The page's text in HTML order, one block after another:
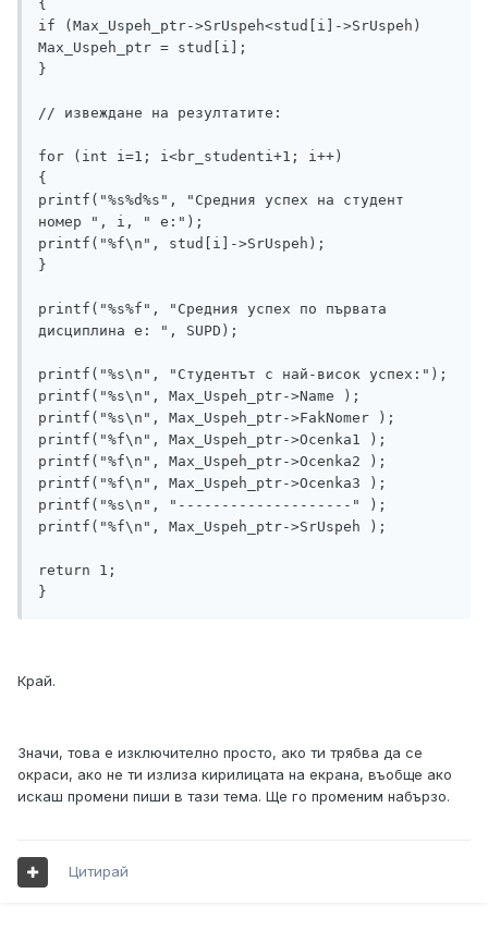
{
if (Max_Uspeh_ptr->SrUspeh<stud[i]->SrUspeh)
Max_Uspeh_ptr = stud[i];
}
// извеждане на резултатите:
for (int i=1; i<br_studenti+1; i++)
{
printf("%s%d%s", "Средния успех на студент
номер ", i, " e:");
printf("%f\n", stud[i]->SrUspeh);
}
printf("%s%f", "Средния успех по първата
дисциплина е: ", SUPD);
printf("%s\n", "Студентът с най-висок успех:");
printf("%s\n", Max_Uspeh_ptr->Name );
printf("%s\n", Max_Uspeh_ptr->FakNomer );
printf("%f\n", Max_Uspeh_ptr->Ocenka1 );
printf("%f\n", Max_Uspeh_ptr->Ocenka2 );
printf("%f\n", Max_Uspeh_ptr->Ocenka3 );
printf("%s\n", "--------------------" );
printf("%f\n", Max_Uspeh_ptr->SrUspeh );
return 1;
}
Край.
Значи, това е изключително просто, ако ти трябва да се
окраси, ако не ти излиза кирилицата на екрана, въобще ако
искаш промени пиши в тази тема. Ще го променим набързо.
Цитирай